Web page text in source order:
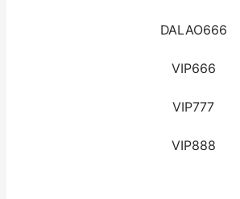
DALAO666
VIP666
VIP777
VIP888